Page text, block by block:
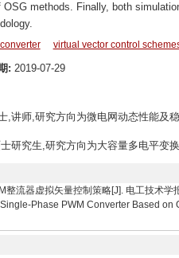
methods. Finally, both
virtual vector control
: 2019-07-29
,讲师,研究方向为微电网动态性能
研究生,研究方向为大容量多电平变
整流器虚拟矢量控制策略[J]. 电工技术
Phase PWM Converter Based